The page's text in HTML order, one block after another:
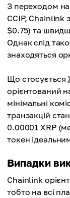
З переходом на
CCIP, Chainlink
$0.75) та
Однак слід
знаходяться
Що стосується
орієнтований
мінімальні
транзакцій
0.00001 XRP
токен
Випадки
Chainlink
тобто на всі